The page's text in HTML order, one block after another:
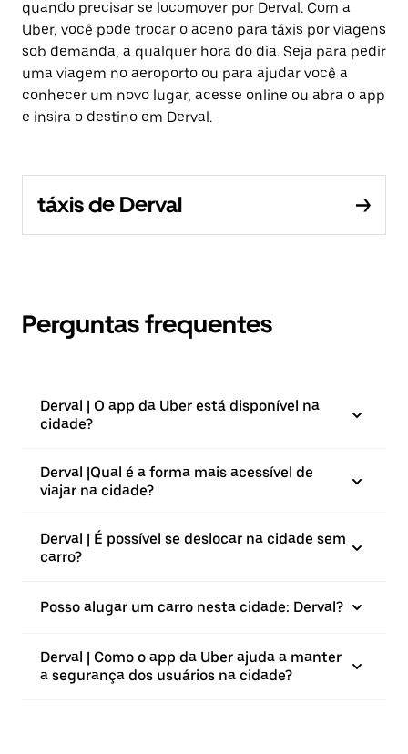
quando precisar se locomover por Derval. Com a
Uber, você pode trocar o aceno para táxis por viagens
sob demanda, a qualquer hora do dia. Seja para pedir
uma viagem no aeroporto ou para ajudar você a
conhecer um novo lugar, acesse online ou abra o app
e insira o destino em Derval.
táxis de Derval
Perguntas frequentes
Derval | O app da Uber está disponível na
cidade?
Derval |⁠Qual é a forma mais acessível de
viajar na cidade?
Derval | É possível se deslocar na cidade sem
carro?
Posso alugar um carro nesta cidade: Derval?
Derval | Como o app da Uber ajuda a manter
a segurança dos usuários na cidade?